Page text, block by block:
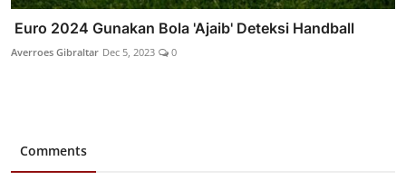
Euro 2024 Gunakan Bola 'Ajaib' Deteksi Handball
Averroes Gibraltar Dec 5, 2023 0
Comments